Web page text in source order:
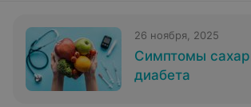
26 ноября, 2025
Симптомы
диабета